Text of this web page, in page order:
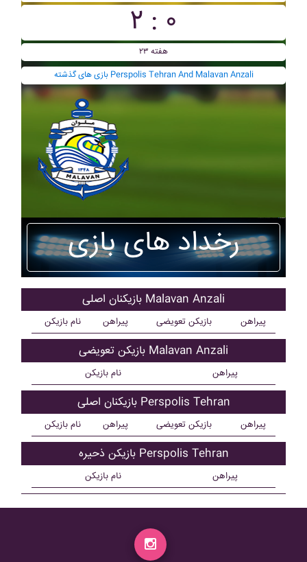
۲ : ۰
هفته ۲۳
بازی های گذشته Perspolis Tehran And Malavan Anzali
رخداد های بازی
بازیکنان اصلی Malavan Anzali
نام بازیکن پیراهن بازیکن تعویضی پیراهن
بازیکن تعویضی Malavan Anzali
نام بازیکن پیراهن
بازیکنان اصلی Perspolis Tehran
نام بازیکن پیراهن بازیکن تعویضی پیراهن
بازیکن ذحیره Perspolis Tehran
نام بازیکن پیراهن